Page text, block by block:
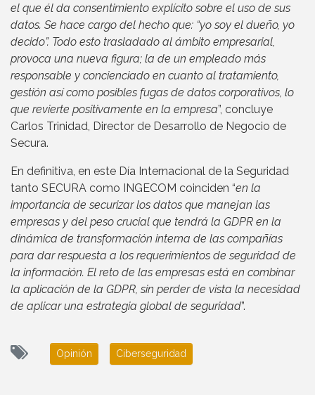
el que él da consentimiento explícito sobre el uso de sus
datos. Se hace cargo del hecho que: “yo soy el dueño, yo
decido”. Todo esto trasladado al ámbito empresarial,
provoca una nueva figura; la de un empleado más
responsable y concienciado en cuanto al tratamiento,
gestión así como posibles fugas de datos corporativos, lo
que revierte positivamente en la empresa”, concluye
Carlos Trinidad, Director de Desarrollo de Negocio de
Secura.
En definitiva, en este Día Internacional de la Seguridad
tanto SECURA como INGECOM coinciden “en la
importancia de securizar los datos que manejan las
empresas y del peso crucial que tendrá la GDPR en la
dinámica de transformación interna de las compañías
para dar respuesta a los requerimientos de seguridad de
la información. El reto de las empresas está en combinar
la aplicación de la GDPR, sin perder de vista la necesidad
de aplicar una estrategia global de seguridad”.
Opinión Ciberseguridad